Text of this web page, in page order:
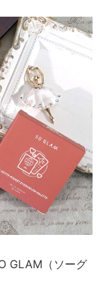
GLAM（ソーグ